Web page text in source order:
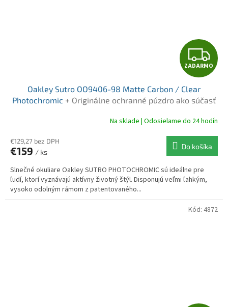
Z
A
D
A
R
M
ZADARMO
Oakley Sutro OO9406-98 Matte Carbon / Clear
Photochromic + Originálne ochranné púzdro ako súčasť
Na sklade | Odosielame do 24 hodín
€129,27 bez DPH
€159 / ks
Do košíka
Slnečné okuliare Oakley SUTRO PHOTOCHROMIC sú ideálne pre
ľudí, ktorí vyznávajú aktívny životný štýl. Disponujú veľmi ľahkým,
vysoko odolným rámom z patentovaného...
Kód: 4872